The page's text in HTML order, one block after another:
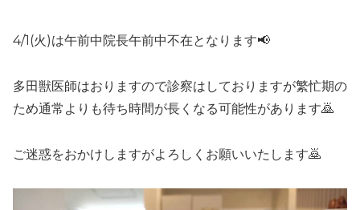
4/1(火)は午前中院長午前中不在となります📢
多田獣医師はおりますので診察はしておりますが繁忙期の
ため通常よりも待ち時間が長くなる可能性があります🙇
ご迷惑をおかけしますがよろしくお願いいたします🙇